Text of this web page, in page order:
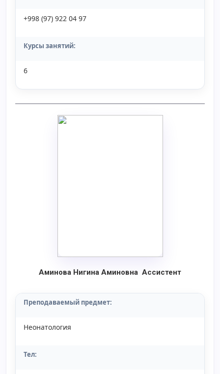
+998 (97) 922 04 97
Курсы занятий:
6
Аминова Нигина Аминовна Ассистент
Преподаваемый предмет:
Неонатология
Тел: